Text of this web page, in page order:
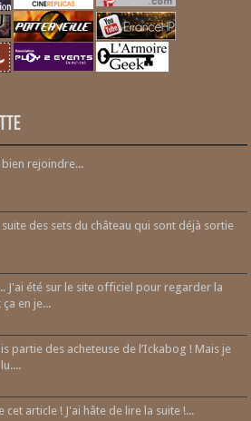
bien rejoindre...
des sets du château qui sont déjà sortie
J'ai été sur le site officiel pour regarder la
en je...
partie des acheteuse de l’Ickabog ! Mais je
cet article ! J'ai hâte de lire la suite !...